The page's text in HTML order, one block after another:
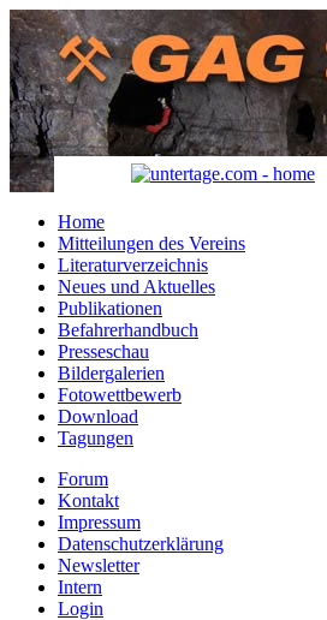
Home
Mitteilungen des Vereins
Literaturverzeichnis
Neues und Aktuelles
Publikationen
Befahrerhandbuch
Presseschau
Bildergalerien
Fotowettbewerb
Download
Tagungen
Forum
Kontakt
Impressum
Datenschutzerklärung
Newsletter
Intern
Login